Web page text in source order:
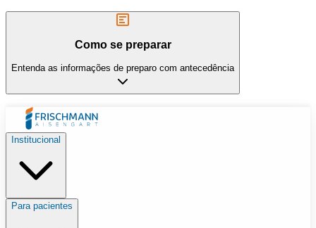
Como se preparar
Entenda as informações de preparo com antecedência
Institucional
Para pacientes